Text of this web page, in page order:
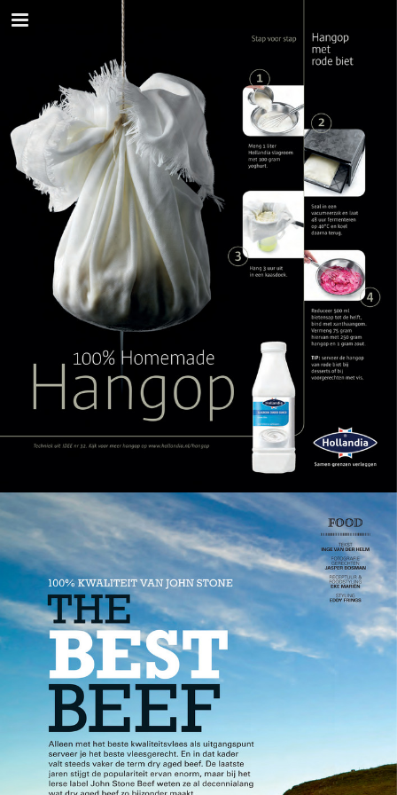
Pagina overzicht
Volledig scherm
Download PDF
Zoeken
Privacybeleid bekijken
Publicatie rapporteren